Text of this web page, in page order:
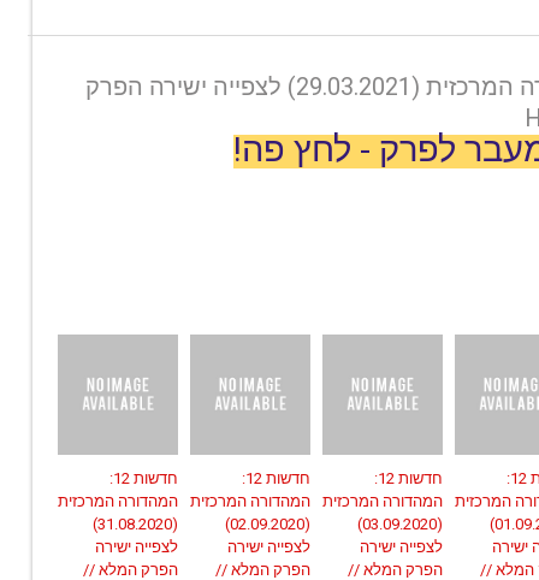
חדשות 12: המהדורה המרכזית (29.03.2021) לצפייה ישירה הפרק
לפרק - לחץ פה!
חדשות 12:
המהדורה המרכזית
(31.08.2020)
לצפייה ישירה
הפרק המלא //
חדשות 12:
המהדורה המרכזית
(02.09.2020)
לצפייה ישירה
הפרק המלא //
חדשות 12:
המהדורה המרכזית
(03.09.2020)
לצפייה ישירה
הפרק המלא //
חדשות 12:
המרכזית
(01.09.2020)
ישירה
המלא //